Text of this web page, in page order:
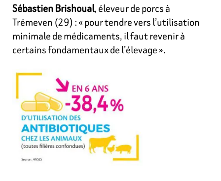
Sébastien Brishoual, éleveur de porcs à
Trémeven (29) : « pour tendre vers l’utilisation
minimale de médicaments, il faut revenir à
certains fondamentaux de l’élevage ».